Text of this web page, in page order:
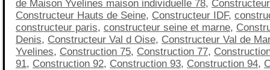
de Maison Yvelines maison individuelle 78,
Constructeur Hauts de Seine, Constructeur IDF,
constructeur paris, constructeur seine et marne,
Denis, Constructeur Val d Oise, Constructeur Val de
Yvelines, Construction 75, Construction 77,
91, Construction 92, Construction 93, Construction 94,